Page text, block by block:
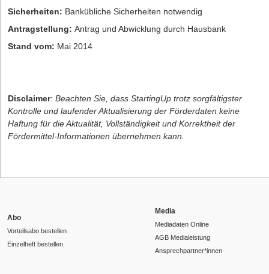
Sicherheiten: Bankübliche Sicherheiten notwendig
Antragstellung: Antrag und Abwicklung durch Hausbank
Stand vom: Mai 2014
Disclaimer: Beachten Sie, dass StartingUp trotz sorgfältigster
Kontrolle und laufender Aktualisierung der Förderdaten keine
Haftung für die Aktualität, Vollständigkeit und Korrektheit der
Fördermittel-Informationen übernehmen kann.
Abo
Vorteilsabo bestellen
Einzelheft bestellen
Media
Mediadaten Online
AGB Medialeistung
Ansprechpartner*innen